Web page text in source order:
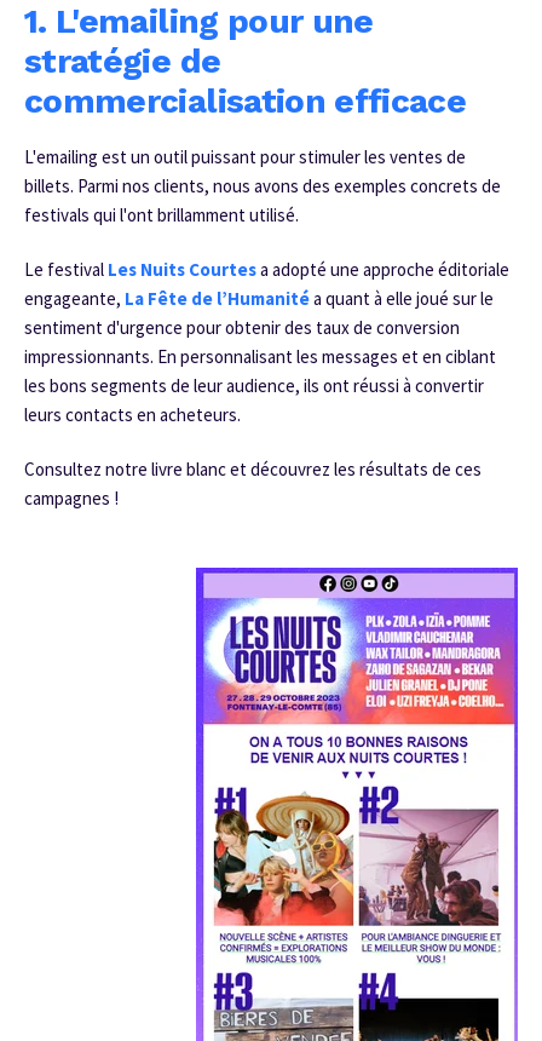
1. L'emailing pour une
stratégie de
commercialisation efficace
L'emailing est un outil puissant pour stimuler les ventes de
billets. Parmi nos clients, nous avons des exemples concrets de
festivals qui l'ont brillamment utilisé.
Le festival Les Nuits Courtesa adopté une approche éditoriale
engageante, La Fête de l’Humanitéa quant à elle joué sur le
sentiment d'urgence pour obtenir des taux de conversion
impressionnants. En personnalisant les messages et en ciblant
les bons segments de leur audience, ils ont réussi à convertir
leurs contacts en acheteurs.
Consultez notre livre blancet découvrez les résultats de ces
campagnes !